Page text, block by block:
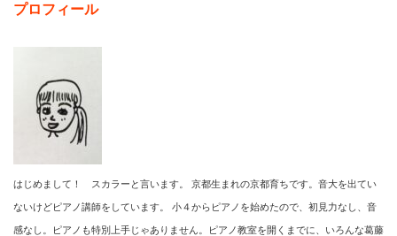
プロフィール
はじめまして！ スカラーと言います。 京都生まれの京都育ちです。音大を出てい
ないけどピアノ講師をしています。 小４からピアノを始めたので、初見力なし、音
感なし。ピアノも特別上手じゃありません。ピアノ教室を開くまでに、いろんな葛藤